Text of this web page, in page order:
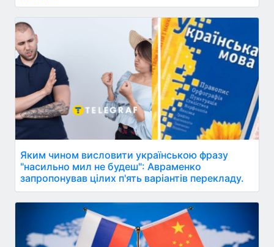
Яким чином висловити українською фразу
"насильно мил не будеш": Авраменко
запропонував цілих п'ять варіантів перекладу.